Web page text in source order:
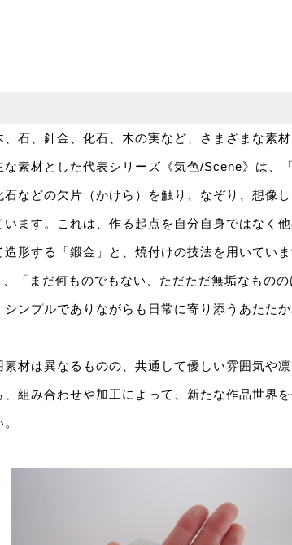
石、針金、化石、木の実など、さまざまな素
な素材とした代表シリーズ《気色/Scene》は、
などの欠片（かけら）を触り、なぞり、想像
ます。これは、作る起点を自分自身ではなく
形する「鍛金」と、焼付けの技法を用いてい
「まだ何ものでもない、ただただ無垢なもの
ンプルでありながらも日常に寄り添うあたた
材は異なるものの、共通して優しい雰囲気や
組み合わせや加工によって、新たな作品世界